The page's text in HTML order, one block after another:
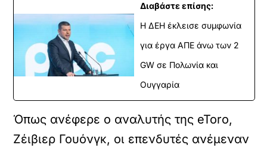
Διαβάστε επίσης:
Η ΔΕΗ έκλεισε συμφωνία
για έργα ΑΠΕ άνω των 2
GW σε Πολωνία και
Ουγγαρία
Όπως ανέφερε ο αναλυτής της eToro,
Ζέιβιερ Γουόνγκ, οι επενδυτές ανέμεναν